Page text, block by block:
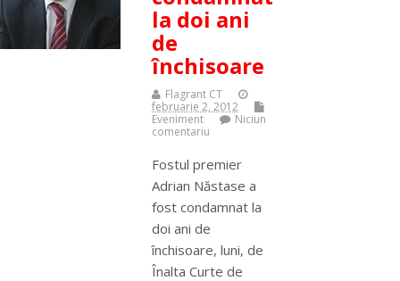
la doi ani
de
închisoare
Flagrant CT
februarie 2, 2012
Eveniment
Niciun
comentariu
Fostul premier
Adrian Năstase a
fost condamnat la
doi ani de
închisoare, luni, de
Înalta Curte de